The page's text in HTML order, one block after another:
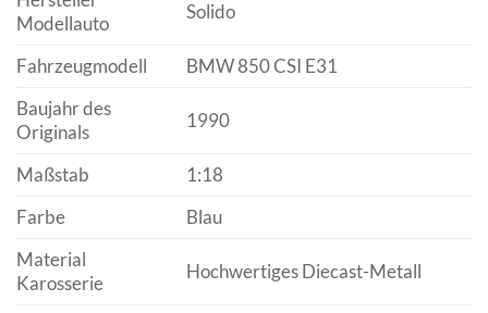
Modellauto
Solido
Fahrzeugmodell
BMW 850 CSI E31
Baujahr des
Originals
1990
Maßstab
1:18
Farbe
Blau
Material
Karosserie
Hochwertiges Diecast-Metall